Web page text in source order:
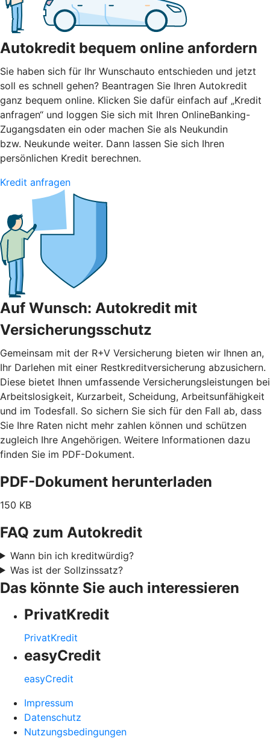
Autokredit bequem online anfordern
Sie haben sich für Ihr Wunschauto entschieden und jetzt
soll es schnell gehen? Beantragen Sie Ihren Autokredit
ganz bequem online. Klicken Sie dafür einfach auf „Kredit
anfragen“ und loggen Sie sich mit Ihren OnlineBanking-
Zugangsdaten ein oder machen Sie als Neukundin
bzw. Neukunde weiter. Dann lassen Sie sich Ihren
persönlichen Kredit berechnen.
Kredit anfragen
Auf Wunsch: Autokredit mit
Versicherungsschutz
Gemeinsam mit der R+V Versicherung bieten wir Ihnen an,
Ihr Darlehen mit einer Restkreditversicherung abzusichern.
Diese bietet Ihnen umfassende Versicherungsleistungen bei
Arbeitslosigkeit, Kurzarbeit, Scheidung, Arbeitsunfähigkeit
und im Todesfall. So sichern Sie sich für den Fall ab, dass
Sie Ihre Raten nicht mehr zahlen können und schützen
zugleich Ihre Angehörigen. Weitere Informationen dazu
finden Sie im PDF-Dokument.
PDF-Dokument herunterladen
150 KB
FAQ zum Autokredit
Wann bin ich kreditwürdig?
Was ist der Sollzinssatz?
Das könnte Sie auch interessieren
PrivatKredit
PrivatKredit
easyCredit
easyCredit
Impressum
Datenschutz
Nutzungsbedingungen